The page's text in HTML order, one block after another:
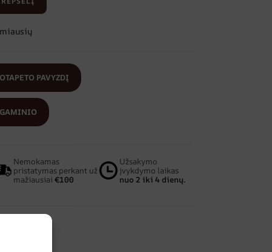
PAVYZDĮ
Nemokamas
pristatymas perkant už
mažiausiai€100
Užsakymo
įvykdymo laikas
nuo 2 iki 4 dienų.